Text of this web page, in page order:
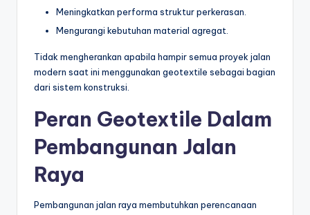
Meningkatkan performa struktur perkerasan.
Mengurangi kebutuhan material agregat.
Tidak mengherankan apabila hampir semua proyek jalan
modern saat ini menggunakan geotextile sebagai bagian
dari sistem konstruksi.
Peran Geotextile Dalam
Pembangunan Jalan
Raya
Pembangunan jalan raya membutuhkan perencanaan